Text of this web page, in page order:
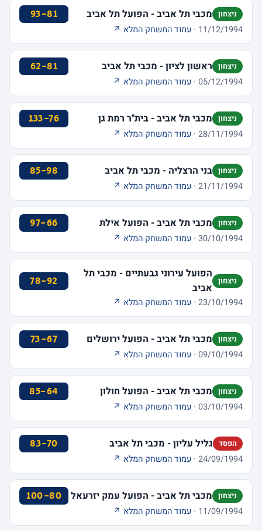
ניצחון מכבי תל אביב - הפועל תל אביב 93-81
11/12/1994 · עמוד המשחק המלא ↗
ניצחון ראשון לציון - מכבי תל אביב 62-81
05/12/1994 · עמוד המשחק המלא ↗
ניצחון מכבי תל אביב - בית"ר רמת גן 133-76
28/11/1994 · עמוד המשחק המלא ↗
ניצחון בני הרצליה - מכבי תל אביב 85-98
21/11/1994 · עמוד המשחק המלא ↗
ניצחון מכבי תל אביב - הפועל אילת 97-66
30/10/1994 · עמוד המשחק המלא ↗
ניצחון
הפועל עירוני גבעתיים - מכבי תל
אביב
78-92
23/10/1994 · עמוד המשחק המלא ↗
ניצחון מכבי תל אביב - הפועל ירושלים 73-67
09/10/1994 · עמוד המשחק המלא ↗
ניצחון מכבי תל אביב - הפועל חולון 85-64
03/10/1994 · עמוד המשחק המלא ↗
הפסד גליל עליון - מכבי תל אביב 83-70
24/09/1994 · עמוד המשחק המלא ↗
ניצחון מכבי תל אביב - הפועל עמק יזרעאל 100-80
11/09/1994 · עמוד המשחק המלא ↗